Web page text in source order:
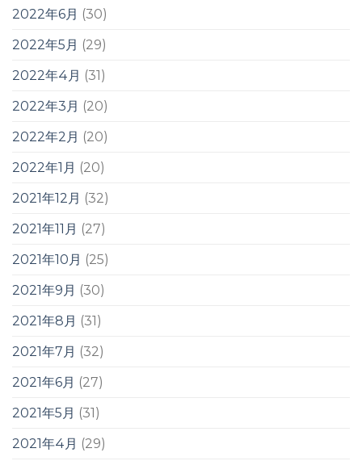
2022年6月 (30)
2022年5月 (29)
2022年4月 (31)
2022年3月 (20)
2022年2月 (20)
2022年1月 (20)
2021年12月 (32)
2021年11月 (27)
2021年10月 (25)
2021年9月 (30)
2021年8月 (31)
2021年7月 (32)
2021年6月 (27)
2021年5月 (31)
2021年4月 (29)